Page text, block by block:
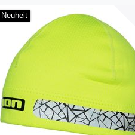
Neuheit